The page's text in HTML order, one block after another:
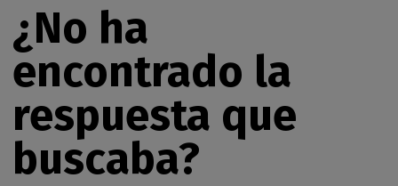
¿No ha
encontrado la
respuesta que
buscaba?